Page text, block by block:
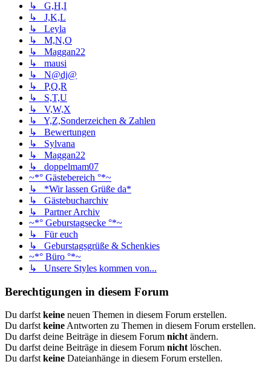
↳ G,H,I
↳ J,K,L
↳ Leyla
↳ M,N,O
↳ Maggan22
↳ mausi
↳ N@dj@
↳ P,Q,R
↳ S,T,U
↳ V,W,X
↳ Y,Z,Sonderzeichen & Zahlen
↳ Bewertungen
↳ Sylvana
↳ Maggan22
↳ doppelmam07
~*° Gästebereich °*~
↳ *Wir lassen Grüße da*
↳ Gästebucharchiv
↳ Partner Archiv
~*° Geburstagsecke °*~
↳ Für euch
↳ Geburstagsgrüße & Schenkies
~*° Büro °*~
↳ Unsere Styles kommen von...
Berechtigungen in diesem Forum
Du darfstkeine neuen Themen in diesem Forum erstellen.
Du darfstkeineAntworten zu Themen in diesem Forum erstellen.
Du darfst deine Beiträge in diesem Forum nichtändern.
Du darfst deine Beiträge in diesem Forum nichtlöschen.
Du darfstkeine Dateianhänge in diesem Forum erstellen.